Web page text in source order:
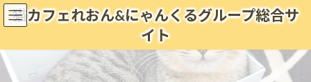
コ
ン
ン
ツ
へ
ナ
ビ
ー
シ
ョ
猫カフェれおん&にゃんくるグループ総合サ
イト